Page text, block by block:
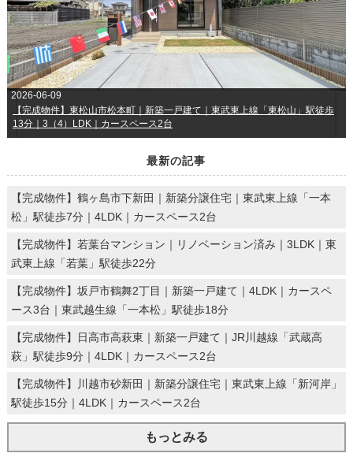
【完成物件】東松山市松本町｜新築一戸建て｜東武東上線「東松山」駅徒歩
13分｜3（4）LDK｜カースペース2台
2026-06-09
最新の記事
【完成物件】鶴ヶ島市下新田｜新築分譲住宅｜東武東上線「一本
松」駅徒歩7分｜4LDK｜カースペース2台
【完成物件】若葉台マンション｜リノベーション済み｜3LDK｜東
武東上線「若葉」駅徒歩22分
【完成物件】坂戸市鶴舞2丁目｜新築一戸建て｜4LDK｜カースペ
ース3台｜東武越生線「一本松」駅徒歩18分
【完成物件】日高市高萩東｜新築一戸建て｜JR川越線「武蔵高
萩」駅徒歩9分｜4LDK｜カースペース2台
【完成物件】川越市砂新田｜新築分譲住宅｜東武東上線「新河岸」
駅徒歩15分｜4LDK｜カースペース2台
もっとみる